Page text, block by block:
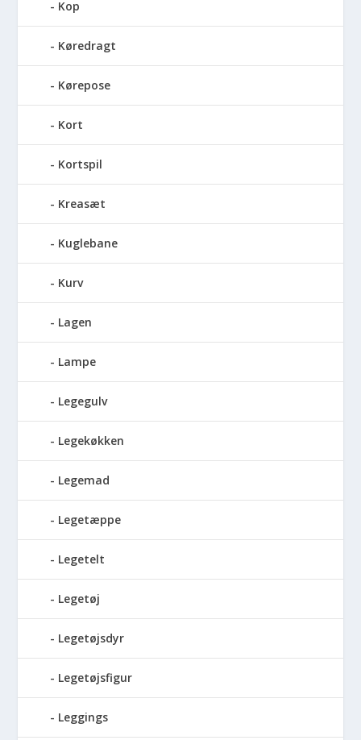
Kop
Køredragt
Kørepose
Kort
Kortspil
Kreasæt
Kuglebane
Kurv
Lagen
Lampe
Legegulv
Legekøkken
Legemad
Legetæppe
Legetelt
Legetøj
Legetøjsdyr
Legetøjsfigur
Leggings